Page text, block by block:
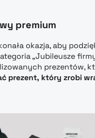
premium
okazja, aby
„Jubileusze
prezentów,
który zrobi